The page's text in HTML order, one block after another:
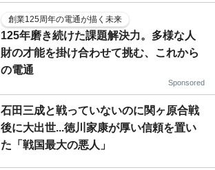
創業125周年の電通が描く未来
125年磨き続けた課題解決力。多様な人
財の才能を掛け合わせて挑む、これから
の電通
Sponsored
石田三成と戦っていないのに関ヶ原合戦
後に大出世...徳川家康が厚い信頼を置い
た「戦国最大の悪人」